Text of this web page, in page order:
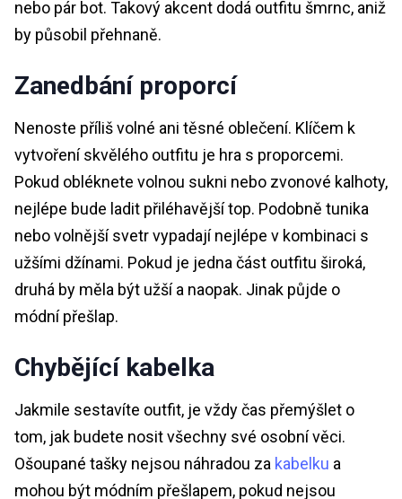
nebo pár bot. Takový akcent dodá outfitu šmrnc, aniž
by působil přehnaně.
Zanedbání proporcí
Nenoste příliš volné ani těsné oblečení. Klíčem k
vytvoření skvělého outfitu je hra s proporcemi.
Pokud obléknete volnou sukni nebo zvonové kalhoty,
nejlépe bude ladit přiléhavější top. Podobně tunika
nebo volnější svetr vypadají nejlépe v kombinaci s
užšími džínami. Pokud je jedna část outfitu široká,
druhá by měla být užší a naopak. Jinak půjde o
módní přešlap.
Chybějící kabelka
Jakmile sestavíte outfit, je vždy čas přemýšlet o
tom, jak budete nosit všechny své osobní věci.
Ošoupané tašky nejsou náhradou za kabelku a
mohou být módním přešlapem, pokud nejsou